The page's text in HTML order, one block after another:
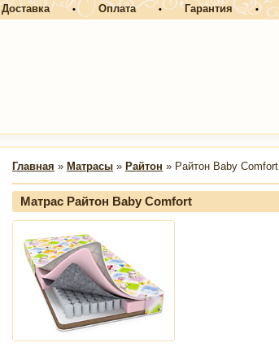
Доставка • Оплата • Гарантия •
Главная » Матрасы » Райтон » Райтон Baby Comfort
Матрас Райтон Baby Comfort